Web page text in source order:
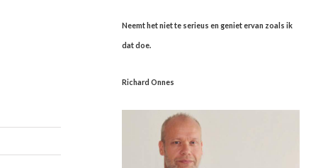
Neemt het niet te serieus en geniet ervan zoals ik
dat doe.
Richard Onnes